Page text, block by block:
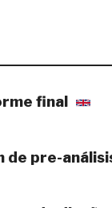
final
de pre-